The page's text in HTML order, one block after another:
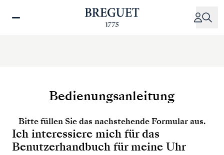
zum
Bedienungsanleitung
Bitte füllen Sie das nachstehende Formular aus.
Ich interessiere mich für das
Benutzerhandbuch für meine Uhr